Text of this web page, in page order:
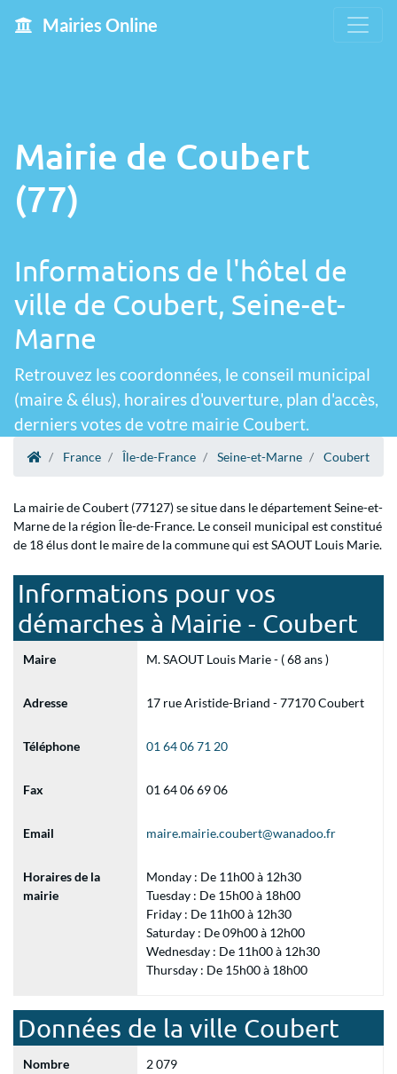
Mairies Online
Mairie de Coubert
(77)
Informations de l'hôtel de
ville de Coubert, Seine-et-
Marne
Retrouvez les coordonnées, le conseil municipal
(maire & élus), horaires d'ouverture, plan d'accès,
derniers votes de votre mairie Coubert.
France Île-de-France Seine-et-Marne Coubert
La mairie de Coubert (77127) se situe dans le département Seine-et-
Marne de la région Île-de-France. Le conseil municipal est constitué
de 18 élus dont le maire de la commune qui est SAOUT Louis Marie.
Informations pour vos
démarches à Mairie - Coubert
Maire M. SAOUT Louis Marie - ( 68 ans )
Adresse 17 rue Aristide-Briand - 77170 Coubert
Téléphone 01 64 06 71 20
Fax 01 64 06 69 06
Email maire.mairie.coubert@wanadoo.fr
Horaires de la
mairie
Monday : De 11h00 à 12h30
Tuesday : De 15h00 à 18h00
Friday : De 11h00 à 12h30
Saturday : De 09h00 à 12h00
Wednesday : De 11h00 à 12h30
Thursday : De 15h00 à 18h00
Données de la ville Coubert
Nombre
2 079